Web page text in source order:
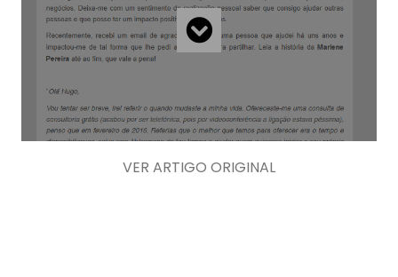
VER ARTIGO ORIGINAL